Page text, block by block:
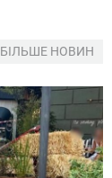
БІЛЬШЕ НОВИН